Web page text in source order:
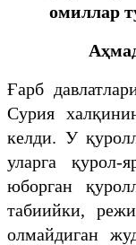
омиллар
Ғарб
Сурия
келди. У
уларга
юборган
табиийки,
олмайдиган